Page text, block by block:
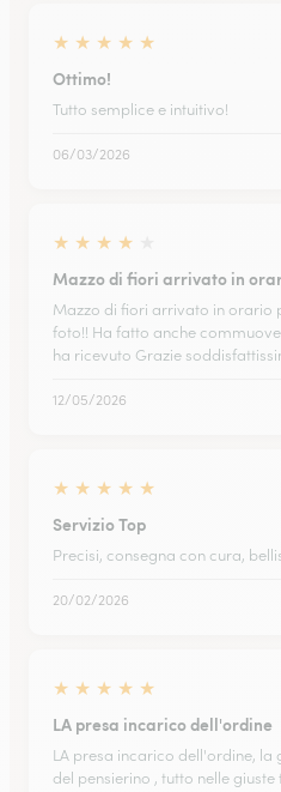
★ ★ ★ ★ ★
Ottimo!
Tutto semplice e intuitivo!
06/03/2026
★ ★ ★ ★
Mazzo di fiori arrivato in
Mazzo di fiori arrivato in orario
foto!! Ha fatto anche
ha ricevuto Grazie
12/05/2026
★ ★ ★ ★ ★
Servizio Top
Precisi, consegna con cura,
20/02/2026
★ ★ ★ ★ ★
LA presa incarico dell'ordine
LA presa incarico dell'ordine, la
del pensierino , tutto nelle